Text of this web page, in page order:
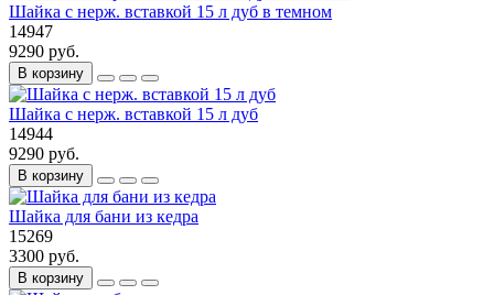
Шайка с нерж. вставкой 15 л дуб в темном
14947
9290 руб.
В корзину
Шайка с нерж. вставкой 15 л дуб
14944
9290 руб.
В корзину
Шайка для бани из кедра
15269
3300 руб.
В корзину